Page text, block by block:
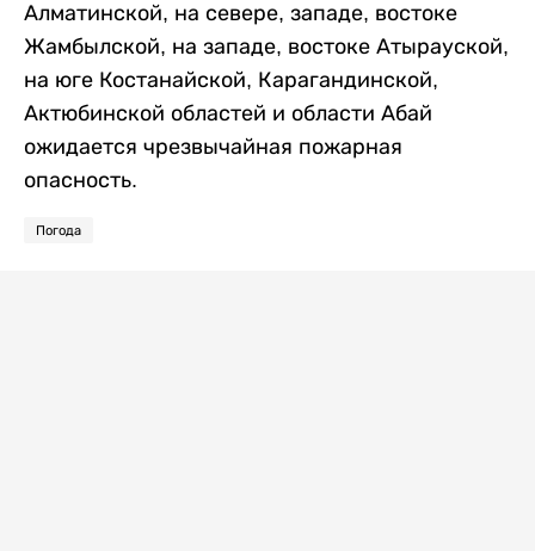
Алматинской, на севере, западе, востоке
Жамбылской, на западе, востоке Атырауской,
на юге Костанайской, Карагандинской,
Актюбинской областей и области Абай
ожидается чрезвычайная пожарная
опасность.
Погода